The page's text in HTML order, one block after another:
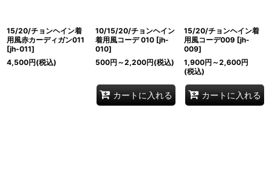
15/20/チョンヘイン着
用風赤カーディガン011
[jh-011]
4,500円(税込)
10/15/20/チョンヘイン
着用風コーデ 010 [jh-
010]
500円 ～2,200円(税込)
カートに入れる
15/20/チョンヘイン着
用風コーデ009 [jh-
009]
1,900円 ～2,600円
(税込)
カートに入れる